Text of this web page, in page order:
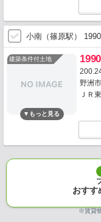
小南（篠原駅）
建築条件付土地
野洲
ＪＲ
おすす
※賃貸